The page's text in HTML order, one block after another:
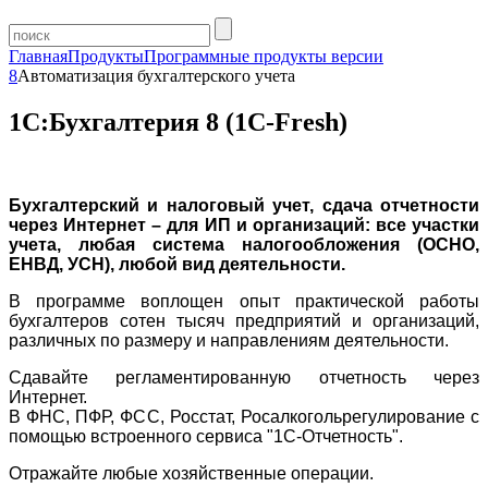
ГлавнаяПродуктыПрограммные продукты версии
8Автоматизация бухгалтерского учета
1С:Бухгалтерия 8 (1С-Fresh)
Бухгалтерский и налоговый учет, сдача отчетности
через Интернет – для ИП и организаций: все участки
учета, любая система налогообложения (ОСНО,
ЕНВД, УСН), любой вид деятельности.
В программе воплощен опыт практической работы
бухгалтеров сотен тысяч предприятий и организаций,
различных по размеру и направлениям деятельности.
Сдавайте регламентированную отчетность через
Интернет.
В ФНС, ПФР, ФСС, Росстат, Росалкогольрегулирование с
помощью встроенного сервиса "1С-Отчетность".
Отражайте любые хозяйственные операции.